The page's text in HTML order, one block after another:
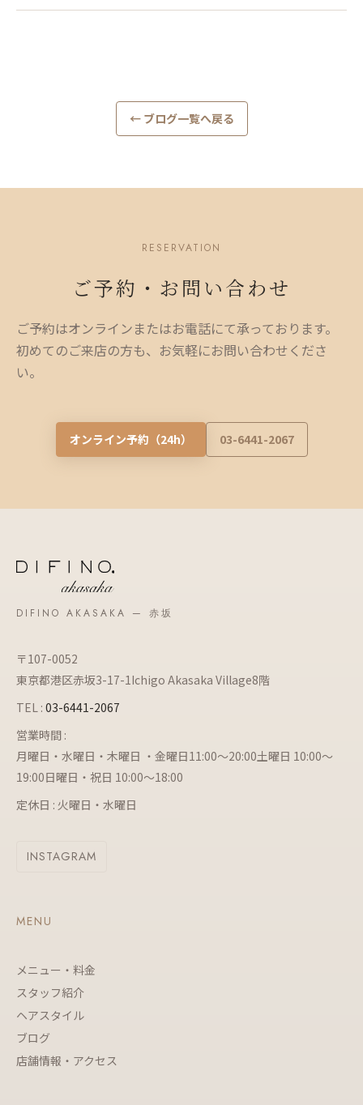
← ブログ一覧へ戻る
RESERVATION
ご予約・お問い合わせ
ご予約はオンラインまたはお電話にて承っております。
初めてのご来店の方も、お気軽にお問い合わせくださ
い。
オンライン予約（24h） 03-6441-2067
DIFINO AKASAKA — 赤坂
〒107-0052
東京都港区赤坂3-17-1Ichigo Akasaka Village8階
TEL : 03-6441-2067
営業時間 :
月曜日・水曜日・木曜日 ・金曜日11:00～20:00土曜日 10:00～
19:00日曜日・祝日 10:00～18:00
定休日 : 火曜日・水曜日
INSTAGRAM
MENU
メニュー・料金
スタッフ紹介
ヘアスタイル
ブログ
店舗情報・アクセス